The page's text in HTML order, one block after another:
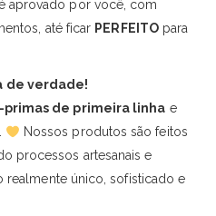
aprovado por você, com
até ficar PERFEITOpara
de verdade!
de primeira linha e
Nossos produtos são feitos
processos artesanais e
realmente único, sofisticado e